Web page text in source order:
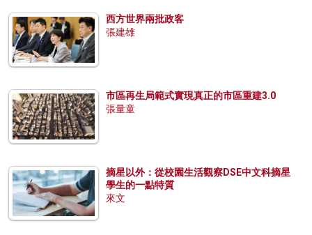
西方世界兩批政客
張建雄
市區再生局範式實現真正的市區重建3.0
張量童
摘星以外：從校園生活觀察DSE中文科摘星
學生的一點特質
來文